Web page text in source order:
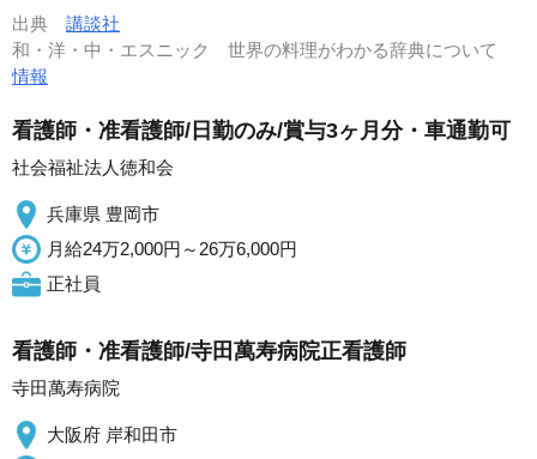
出典 講談社
和・洋・中・エスニック 世界の料理がわかる辞典について
情報
看護師・准看護師/日勤のみ/賞与3ヶ月分・車通勤可
社会福祉法人徳和会
兵庫県 豊岡市
月給24万2,000円～26万6,000円
正社員
看護師・准看護師/寺田萬寿病院正看護師
寺田萬寿病院
大阪府 岸和田市